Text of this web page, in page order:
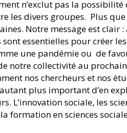
n’exclut pas la
les divers groupes. Plus
Notre message est clair
essentielles pour créer
une pandémie ou de
notre collectivité au
nos chercheurs et nos
plus important d’en
L’innovation sociale, les
formation en sciences